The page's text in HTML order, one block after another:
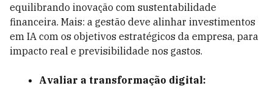
equilibrando inovação com sustentabilidade
financeira. Mais: a gestão deve alinhar investimentos
em IA com os objetivos estratégicos da empresa, para
impacto real e previsibilidade nos gastos.
Avaliar a transformação digital: